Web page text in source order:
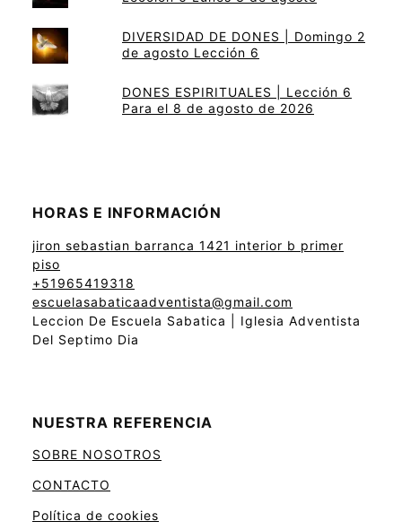
DIVERSIDAD DE DONES | Domingo 2
de agosto Lección 6
DONES ESPIRITUALES | Lección 6
Para el 8 de agosto de 2026
HORAS E INFORMACIÓN
jiron sebastian barranca 1421 interior b primer
piso
+51965419318
escuelasabaticaadventista@gmail.com
Leccion De Escuela Sabatica | Iglesia Adventista
Del Septimo Dia
NUESTRA REFERENCIA
SOBRE NOSOTROS
CONTACTO
Política de cookies